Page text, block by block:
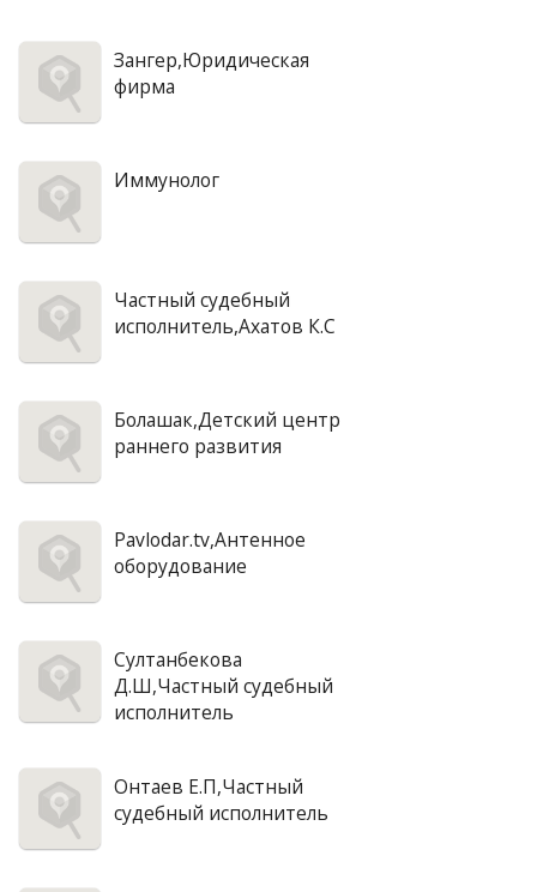
Зангер,Юридическая
фирма
Иммунолог
Частный судебный
исполнитель,Ахатов К.С
Болашак,Детский центр
раннего развития
Pavlodar.tv,Антенное
оборудование
Султанбекова
Д.Ш,Частный судебный
исполнитель
Онтаев Е.П,Частный
судебный исполнитель